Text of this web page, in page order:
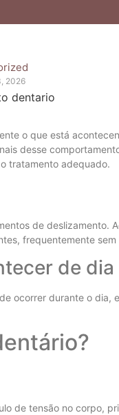
2026
o que está
desse
tratamento adequado.
de deslizamento.
frequentemente
de dia
ocorrer durante o dia,
de tensão no corpo,